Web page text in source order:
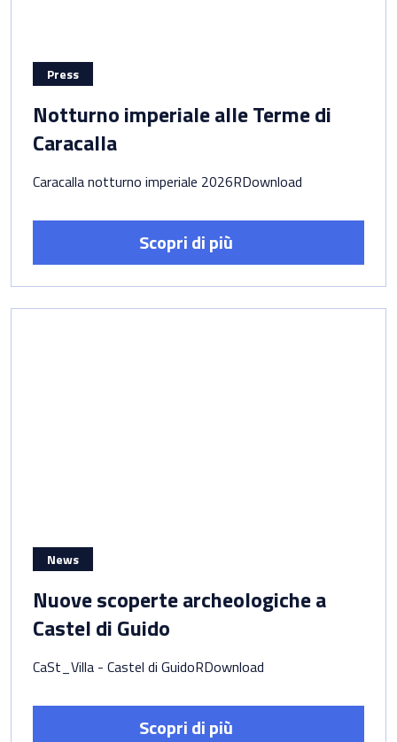
Press
Notturno imperiale alle Terme di
Caracalla
Caracalla notturno imperiale 2026RDownload
Scopri di più
News
Nuove scoperte archeologiche a
Castel di Guido
CaSt_Villa - Castel di GuidoRDownload
Scopri di più